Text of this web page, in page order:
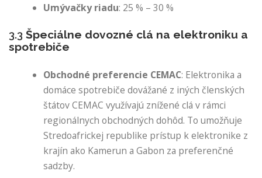
Umývačky riadu: 25 % – 30 %
3.3 Špeciálne dovozné clá na elektroniku a
spotrebiče
Obchodné preferencie CEMAC: Elektronika a
domáce spotrebiče dovážané z iných členských
štátov CEMAC využívajú znížené clá v rámci
regionálnych obchodných dohôd. To umožňuje
Stredoafrickej republike prístup k elektronike z
krajín ako Kamerun a Gabon za preferenčné
sadzby.